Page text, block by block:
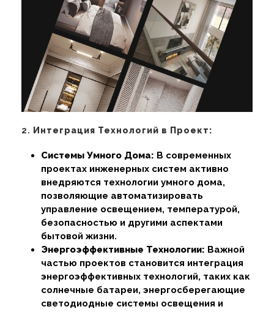
2. Интеграция Технологий в Проект:
Системы Умного Дома: В современных
проектах инженерных систем активно
внедряются технологии умного дома,
позволяющие автоматизировать
управление освещением, температурой,
безопасностью и другими аспектами
бытовой жизни.
Энергоэффективные Технологии: Важной
частью проектов становится интеграция
энергоэффективных технологий, таких как
солнечные батареи, энергосберегающие
светодиодные системы освещения и